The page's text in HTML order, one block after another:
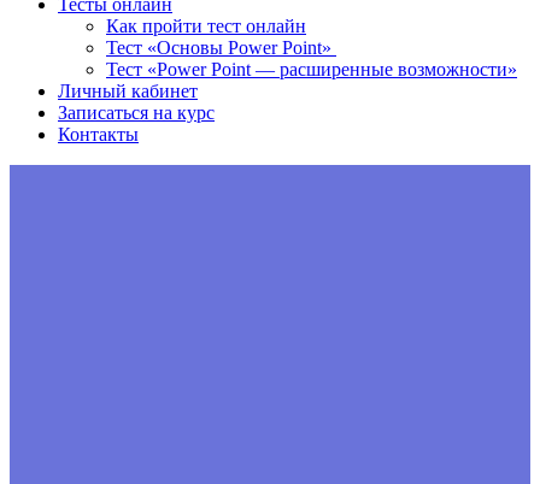
Тесты онлайн
Как пройти тест онлайн
Тест «Основы Power Point»
Тест «Power Point — расширенные возможности»
Личный кабинет
Записаться на курс
Контакты